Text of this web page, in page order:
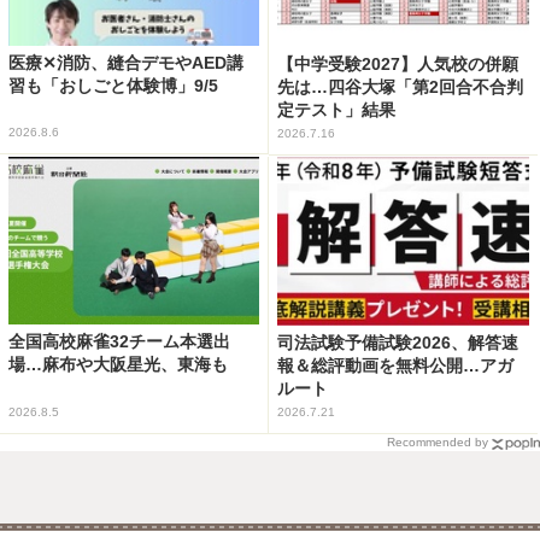
医療✕消防、縫合デモやAED講
習も「おしごと体験博」9/5
2026.8.6
【中学受験2027】人気校の併願
先は…四谷大塚「第2回合不合判
定テスト」結果
2026.7.16
全国高校麻雀32チーム本選出
場…麻布や大阪星光、東海も
2026.8.5
司法試験予備試験2026、解答速
報＆総評動画を無料公開…アガ
ルート
2026.7.21
Recommended by